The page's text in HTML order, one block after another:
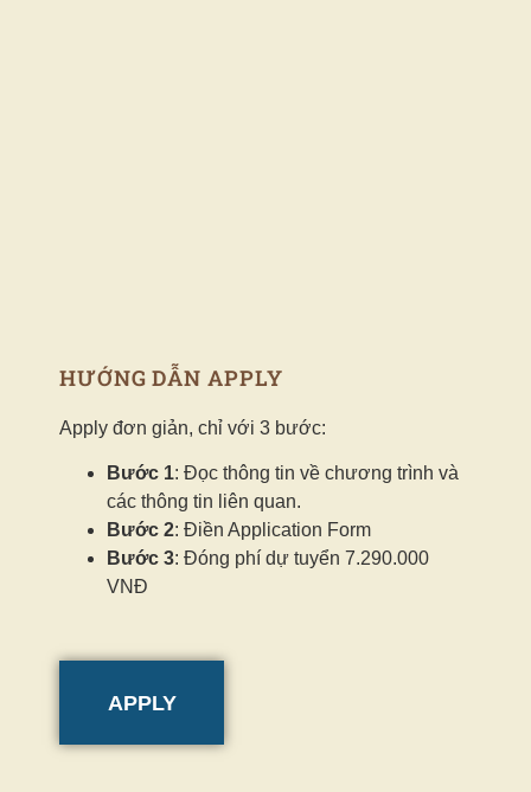
HƯỚNG DẪN APPLY
Apply đơn giản, chỉ với 3 bước:
Bước 1: Đọc thông tin về chương trình và
các thông tin liên quan.
Bước 2: Điền Application Form
Bước 3: Đóng phí dự tuyển 7.290.000
VNĐ
APPLY